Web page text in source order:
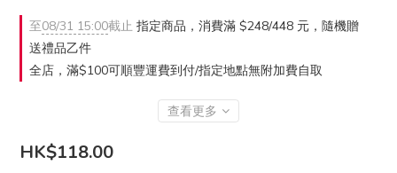
至08/31 15:00截止 指定商品，消費滿 $248/448 元，隨機贈
送禮品乙件
全店，滿$100可順豐運費到付/指定地點無附加費自取
查看更多
HK$118.00